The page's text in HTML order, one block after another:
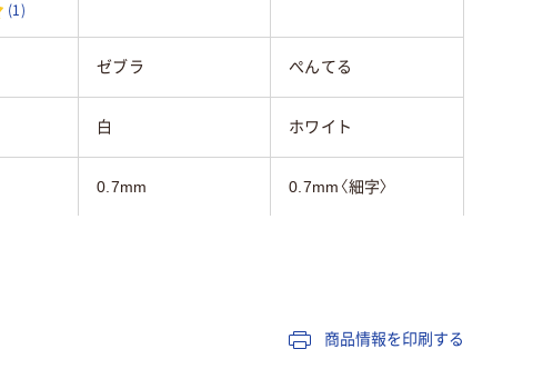
(1)
ゼブラ ぺんてる
白 ホワイト
0.7mm 0.7mm〈細字〉
商品情報を印刷する